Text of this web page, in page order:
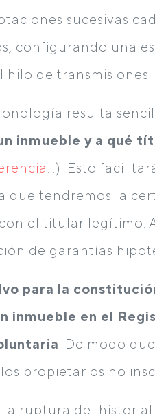
sucesivas
configurando una
hilo de transmisiones.
resulta
inmueble y a qué
…). Esto
que tendremos la
el titular legítimo.
de garantías
para la
inmueble en el
. De modo
propietarios no
ruptura del